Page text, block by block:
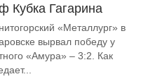
Кубка Гагарина
«Металлург» в
вырвал победу у
«Амура» – 3:2. Как